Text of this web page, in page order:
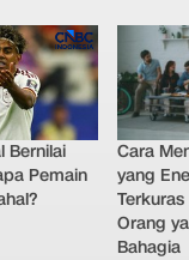
Bernilai
Pemain
Cara
yang
Orang
Bahagia